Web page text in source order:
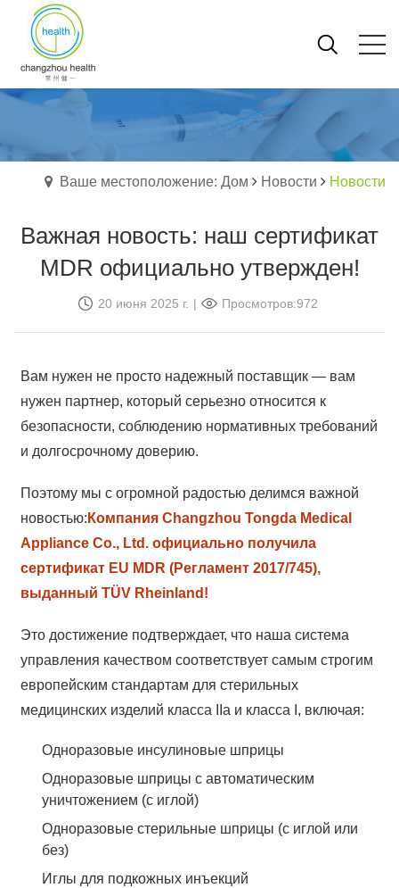
Ваше местоположение: Дом Новости Новости
Важная новость: наш сертификат
MDR официально утвержден!
20 июня 2025 г. | Просмотров:972
Вам нужен не просто надежный поставщик — вам
нужен партнер, который серьезно относится к
безопасности, соблюдению нормативных требований
и долгосрочному доверию.
Поэтому мы с огромной радостью делимся важной
новостью: Компания Changzhou Tongda Medical
Appliance Co., Ltd. официально получила
сертификат EU MDR (Регламент 2017/745),
выданный TÜV Rheinland!
Это достижение подтверждает, что наша система
управления качеством соответствует самым строгим
европейским стандартам для стерильных
медицинских изделий класса IIa и класса I, включая:
Одноразовые инсулиновые шприцы
Одноразовые шприцы с автоматическим
уничтожением (с иглой)
Одноразовые стерильные шприцы (с иглой или
без)
Иглы для подкожных инъекций